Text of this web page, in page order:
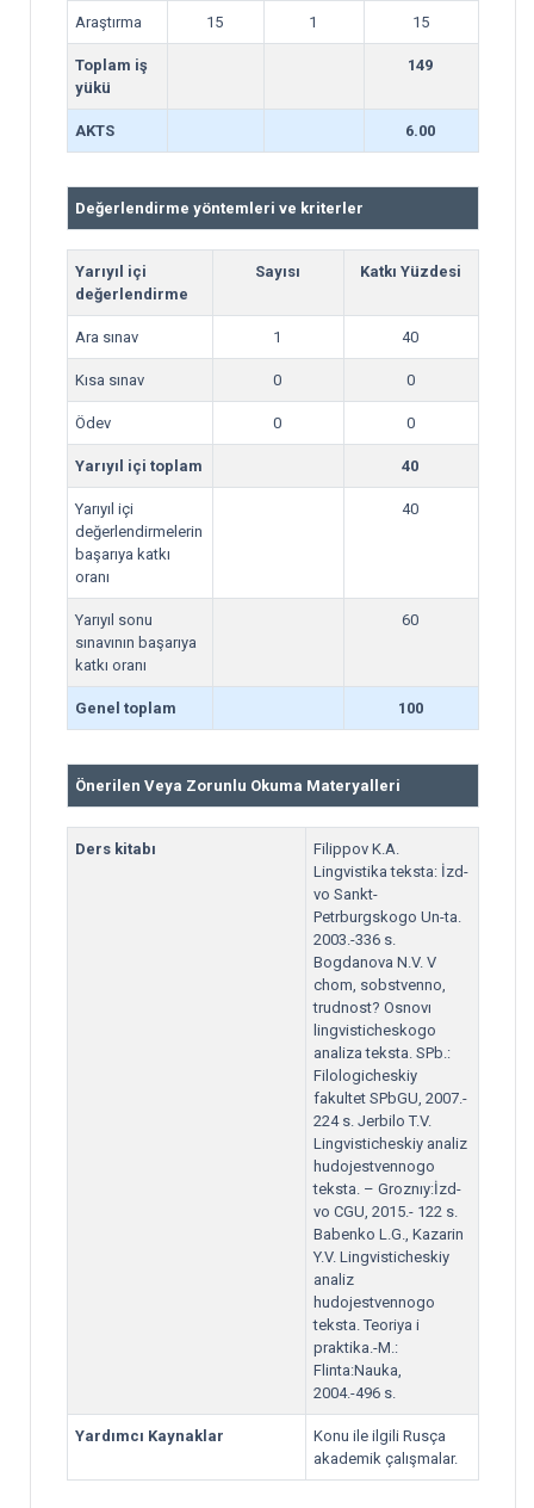
Araştırma 15 1 15
Toplam iş
yükü
149
AKTS 6.00
Değerlendirme yöntemleri ve kriterler
Yarıyıl içi
değerlendirme
Sayısı Katkı Yüzdesi
Ara sınav 1 40
Kısa sınav 0 0
Ödev 0 0
Yarıyıl içi toplam 40
Yarıyıl içi
değerlendirmelerin
başarıya katkı
oranı
40
Yarıyıl sonu
sınavının başarıya
katkı oranı
60
Genel toplam 100
Önerilen Veya Zorunlu Okuma Materyalleri
Ders kitabı
Filippov K.A.
Lingvistika teksta: İzd-
vo Sankt-
Petrburgskogo Un-ta.
2003.-336 s.
Bogdanova N.V. V
chom, sobstvenno,
trudnost? Osnovı
lingvisticheskogo
analiza teksta. SPb.:
Filologicheskiy
fakultet SPbGU, 2007.-
224 s. Jerbilo T.V.
Lingvisticheskiy analiz
hudojestvennogo
teksta. – Groznıy:İzd-
vo CGU, 2015.- 122 s.
Babenko L.G., Kazarin
Y.V. Lingvisticheskiy
analiz
hudojestvennogo
teksta. Teoriya i
praktika.-M.:
Flinta:Nauka,
2004.-496 s.
Yardımcı Kaynaklar
Konu ile ilgili Rusça
akademik çalışmalar.